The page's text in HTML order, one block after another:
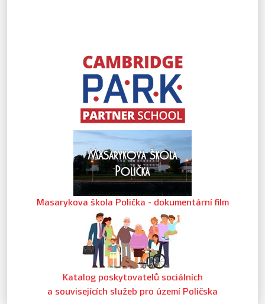
Masarykova škola Polička - dokumentární film
Katalog poskytovatelů sociálních
a souvisejících služeb pro území Poličska